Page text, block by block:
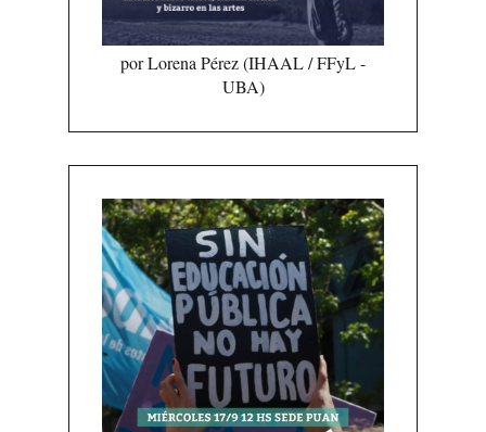
por Lorena Pérez (IHAAL / FFyL -
UBA)